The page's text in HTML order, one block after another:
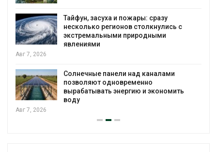
Тайфун, засуха и пожары: сразу
несколько регионов столкнулись с
экстремальными природными
явлениями
Авг 7, 2026
Солнечные панели над каналами
позволяют одновременно
вырабатывать энергию и экономить
воду
Авг 7, 2026